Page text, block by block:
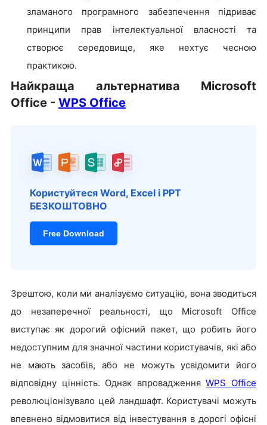
зламаного програмного забезпечення підриває
принципи прав інтелектуальної власності та
створює середовище, яке нехтує чесною
практикою.
Найкраща альтернатива Microsoft
Office - WPS Office
Користуйтеся Word, Excel і PPT
БЕЗКОШТОВНО
Free Download
Зрештою, коли ми аналізуємо ситуацію, вона зводиться
до незаперечної реальності, що Microsoft Office
виступає як дорогий офісний пакет, що робить його
недоступним для значної частини користувачів, які або
не мають засобів, або не можуть усвідомити його
відповідну цінність. Однак впровадженняWPS Office
революціонізувало цей ландшафт. Користувачі можуть
впевнено відмовитися від інвестування в дорогі офісні